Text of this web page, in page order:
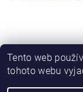
Tento web
tohoto webu